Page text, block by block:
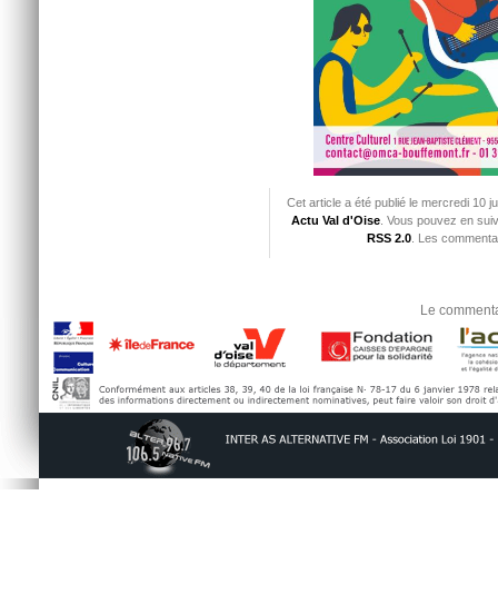
Cet article a été publié le mercredi 10
Actu Val d'Oise . Vous pouvez en
RSS 2.0. Les
Le